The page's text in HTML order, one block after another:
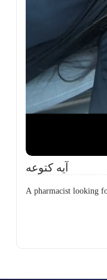
آيه كتوعه
A pharmacist looking